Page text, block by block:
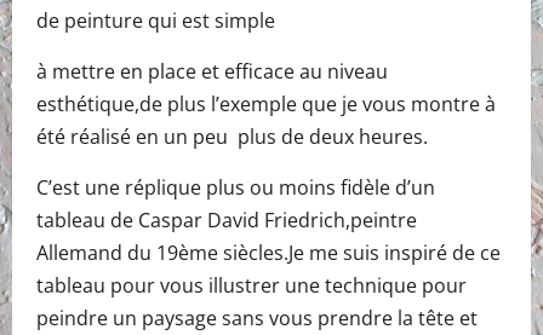
de peinture qui est simple
à mettre en place et efficace au niveau
esthétique,de plus l’exemple que je vous montre à
été réalisé en un peu plus de deux heures.
C’est une réplique plus ou moins fidèle d’un
tableau de Caspar David Friedrich,peintre
Allemand du 19ème siècles.Je me suis inspiré de ce
tableau pour vous illustrer une technique pour
peindre un paysage sans vous prendre la tête et